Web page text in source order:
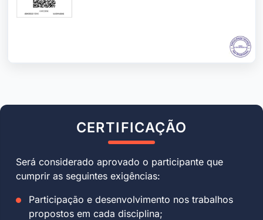
CERTIFICAÇÃO
Será considerado aprovado o participante que
cumprir as seguintes exigências:
Participação e desenvolvimento nos trabalhos
propostos em cada disciplina;